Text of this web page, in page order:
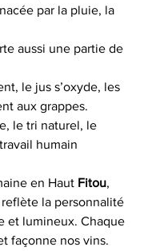
par la pluie, la
aussi une partie de
le jus s’oxyde, les
aux grappes.
le tri naturel, le
humain
en Haut Fitou,
la personnalité
et lumineux. Chaque
façonne nos vins.